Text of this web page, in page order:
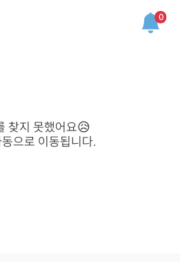
0
찾지 못했어요😥
으로 이동됩니다.